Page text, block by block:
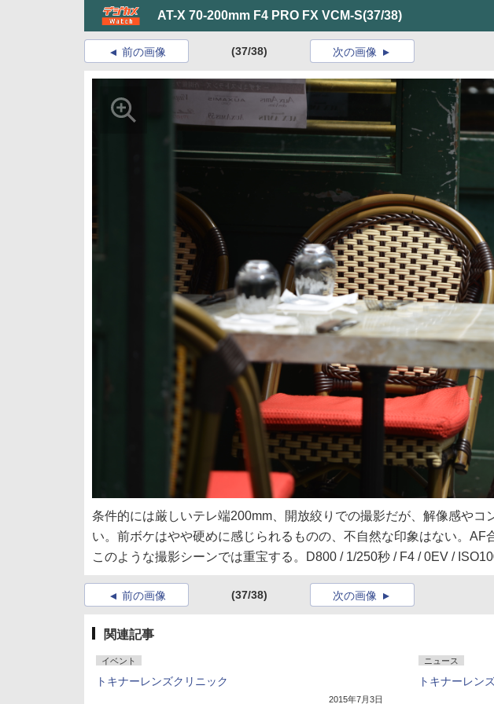
AT-X 70-200mm F4 PRO FX VCM-S(37/38)
前の画像 (37/38) 次の画像
条件的には厳しいテレ端200mm、開放絞りでの撮影だが、解像感やコ
い。前ボケはやや硬めに感じられるものの、不自然な印象はない。AF
このような撮影シーンでは重宝する。D800 / 1/250秒 / F4 / 0EV /
前の画像 (37/38) 次の画像
関連記事
イベント
トキナーレンズクリニック
2015年7月3日
ニュース
トキナーレン